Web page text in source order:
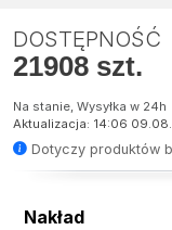
DOSTĘPNOŚĆ
21908 szt.
Na stanie, Wysyłka w 24h
Aktualizacja: 14:06
Dotyczy produktów
Nakład